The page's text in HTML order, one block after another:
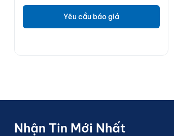
Yêu cầu báo giá
Nhận Tin Mới Nhất